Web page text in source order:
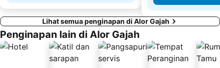
Lihat semua penginapan di Alor Gajah
Penginapan lain di Alor Gajah